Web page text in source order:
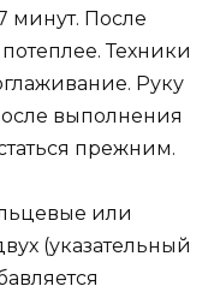
минут. После
Техники
Руку
выполнения
прежним.
или
(указательный